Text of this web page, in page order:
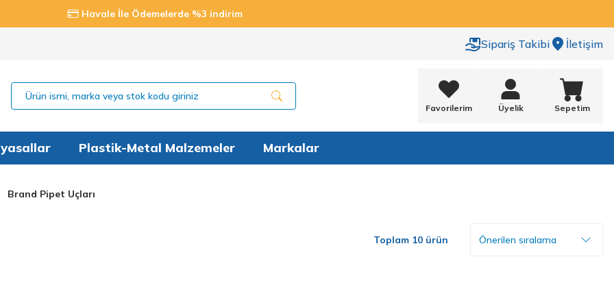
Havale İle Ödemelerde %3 indirim
Sipariş Takibi İletişim
Favorilerim Üyelik Sepetim
Plastik-Metal Malzemeler Markalar
Brand Pipet Uçları
Toplam 10 ürün